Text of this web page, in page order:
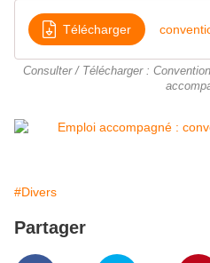
Télécharger
Consulter / Télécharger :
#Divers
Partager